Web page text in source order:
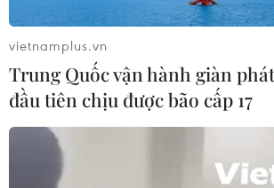
Quy định chi tiết về thủ tục cấp
vietnamplus.vn
Trung Quốc vận hành giàn
đầu tiên chịu được bão cấp 17